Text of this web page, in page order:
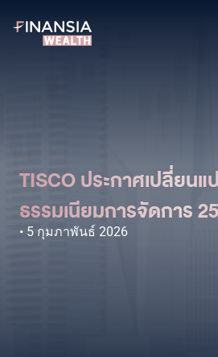
TISCO ประกาศเปลี่ยนแ
ธรรมเนียมการจัดการ
5 กุมภาพันธ์ 2026